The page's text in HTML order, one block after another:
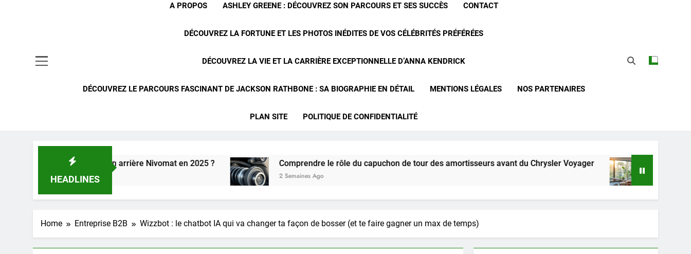
A PROPOS ASHLEY GREENE : DÉCOUVREZ SON PARCOURS ET SES SUCCÈS CONTACT
DÉCOUVREZ LA FORTUNE ET LES PHOTOS INÉDITES DE VOS CÉLÉBRITÉS PRÉFÉRÉES
DÉCOUVREZ LA VIE ET LA CARRIÈRE EXCEPTIONNELLE D’ANNA KENDRICK
DÉCOUVREZ LE PARCOURS FASCINANT DE JACKSON RATHBONE : SA BIOGRAPHIE EN DÉTAIL MENTIONS LÉGALES NOS PARTENAIRES
PLAN SITE POLITIQUE DE CONFIDENTIALITÉ
HEADLINES
suspension arrière Nivomat en 2025 ? Comprendre le rôle du capuchon de tour des amortisseurs avant du Chrysler Voyager
2 Semaines Ago
Guide complet pour
2 Semaines Ago
Home Entreprise B2B Wizzbot : le chatbot IA qui va changer ta façon de bosser (et te faire gagner un max de temps)